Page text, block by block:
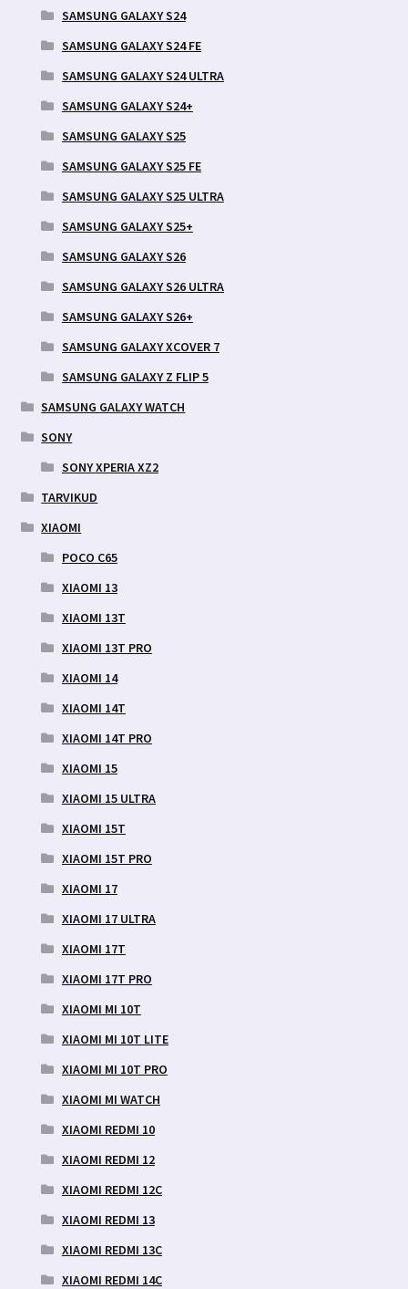
SAMSUNG GALAXY S24
SAMSUNG GALAXY S24 FE
SAMSUNG GALAXY S24 ULTRA
SAMSUNG GALAXY S24+
SAMSUNG GALAXY S25
SAMSUNG GALAXY S25 FE
SAMSUNG GALAXY S25 ULTRA
SAMSUNG GALAXY S25+
SAMSUNG GALAXY S26
SAMSUNG GALAXY S26 ULTRA
SAMSUNG GALAXY S26+
SAMSUNG GALAXY XCOVER 7
SAMSUNG GALAXY Z FLIP 5
SAMSUNG GALAXY WATCH
SONY
SONY XPERIA XZ2
TARVIKUD
XIAOMI
POCO C65
XIAOMI 13
XIAOMI 13T
XIAOMI 13T PRO
XIAOMI 14
XIAOMI 14T
XIAOMI 14T PRO
XIAOMI 15
XIAOMI 15 ULTRA
XIAOMI 15T
XIAOMI 15T PRO
XIAOMI 17
XIAOMI 17 ULTRA
XIAOMI 17T
XIAOMI 17T PRO
XIAOMI MI 10T
XIAOMI MI 10T LITE
XIAOMI MI 10T PRO
XIAOMI MI WATCH
XIAOMI REDMI 10
XIAOMI REDMI 12
XIAOMI REDMI 12C
XIAOMI REDMI 13
XIAOMI REDMI 13C
XIAOMI REDMI 14C